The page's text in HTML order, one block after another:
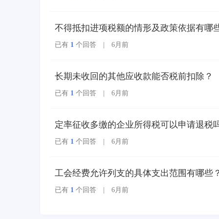
多个票种集成归并为电
发票实行全国统一赋
码、自动流转交付。
不得抵扣进项税额的情形及政策依据有哪
已有 1 个回答 | 6月前
长期未收回的其他应收款能否税前扣除？
已有 1 个回答 | 6月前
定率征收多缴的企业所得税可以申请退税
已有 1 个回答 | 6月前
工会经费允许列支的具体支出范围有哪些？
已有 1 个回答 | 6月前